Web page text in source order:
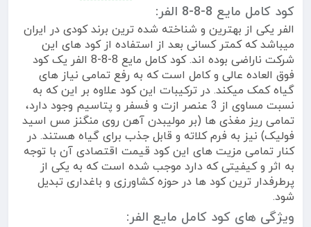
کود کامل مایع 8-8-8 الفر:
الفر یکی از بهترین و شناخته شده ترین برند کودی در ایران
میباشد که کمتر کسانی بعد از استفاده از کود های این
شرکت ناراضی بوده اند. کود کامل مایع 8-8-8 الفر یک کود
فوق العاده عالی و کامل است که به رفع تمامی نیاز های
گیاه کمک میکند. در ترکیبات این کود علاوه بر این که به
نسبت مساوی از 3 عنصر ازت و فسفر و پتاسیم وجود دارد،
تمامی ریز مغذی ها (بر مولیبدن آهن روی منگنز مس اسید
فولیک) نیز به فرم کلاته و قابل جذب برای گیاه هستند. در
کنار تمامی مزیت های این کود قیمت اقتصادی آن با توجه
به اثر و کیفیتی که دارد موجب شده است که به یکی از
پرطرفدار ترین کود ها در حوزه کشاورزی و باغداری تبدیل
شود.
ویژگی های کود کامل مایع الفر: